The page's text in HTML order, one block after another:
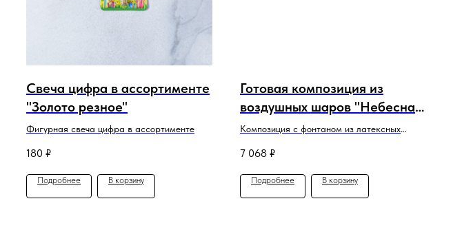
Свеча цифра в ассортименте
"Золото резное"
Фигурная свеча цифра в ассортименте
180 ₽
Подробнее В корзину
Готовая композиция из
воздушных шаров "Небесная
нежность"
Композиция с фонтаном из латексных
7 068 ₽
Подробнее В корзину